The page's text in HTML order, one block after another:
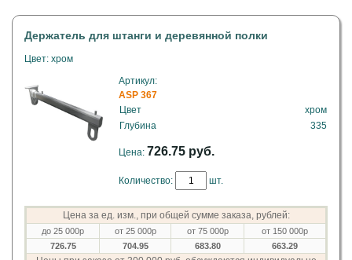
Держатель для штанги и деревянной полки
Цвет: хром
Артикул:
ASP 367
Цвет
хром
Глубина
335
Цена: 726.75 руб.
Количество: шт.
Цена за ед. изм., при общей сумме заказа, рублей:
до 25 000р от 25 000р от 75 000р
от 150 000р
726.75
704.95 683.80 663.29